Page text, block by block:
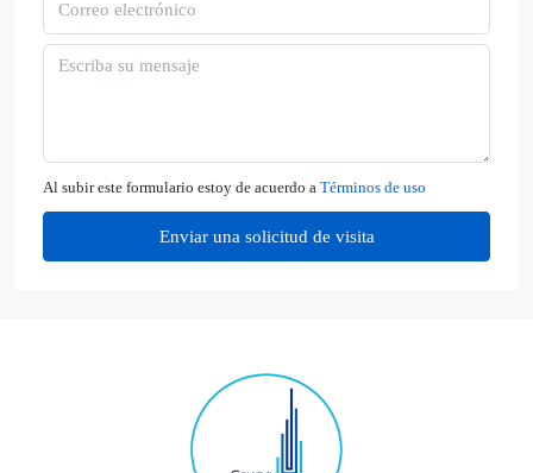
Al subir este formulario estoy de acuerdo a Términos de uso
Enviar una solicitud de visita